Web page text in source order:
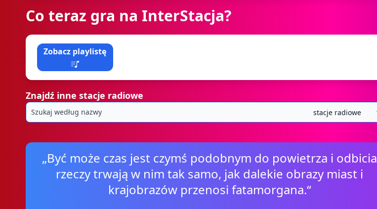
Co teraz gra na InterStacja?
Zobacz playlistę
Znajdź inne stacje radiowe
„Być może czas jest czymś podobnym do powietrza i odbicia
rzeczy trwają w nim tak samo, jak dalekie obrazy miast i
krajobrazów przenosi fatamorgana.“